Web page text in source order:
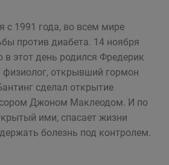
с 1991 года, во всем мире
против диабета. 14 ноября
в этот день родился Фредерик
физиолог, открывший гормон
сделал открытие
Джоном Маклеодом. И по
ими, спасает жизни
болезнь под контролем.